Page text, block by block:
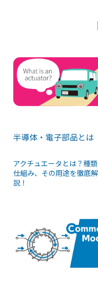
半導体・電子部品とは
アクチュエータとは？種
仕組み、その用途を徹底解
説！